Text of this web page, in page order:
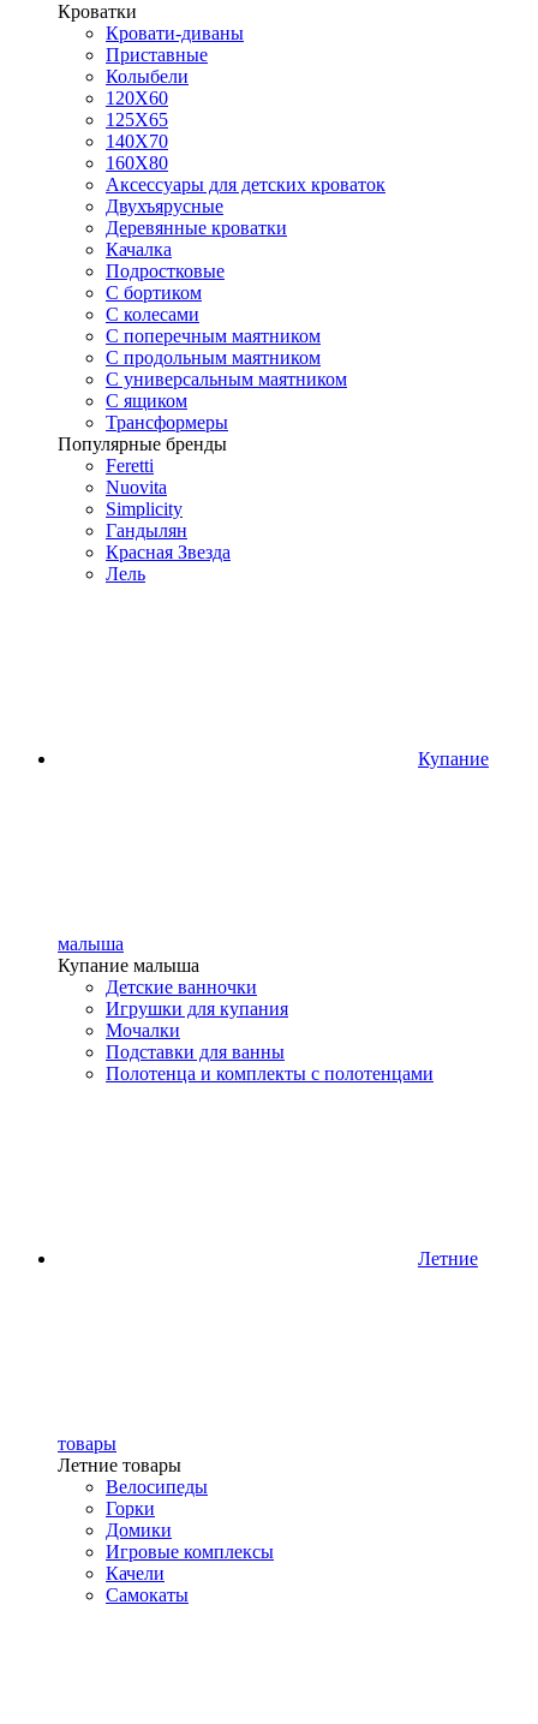
Кроватки
Кровати-диваны
Приставные
Колыбели
120Х60
125X65
140Х70
160Х80
Аксессуары для детских кроваток
Двухъярусные
Деревянные кроватки
Качалка
Подростковые
С бортиком
С колесами
С поперечным маятником
С продольным маятником
С универсальным маятником
С ящиком
Трансформеры
Популярные бренды
Feretti
Nuovita
Simplicity
Гандылян
Красная Звезда
Лель
Купание
малыша
Купание малыша
Детские ванночки
Игрушки для купания
Мочалки
Подставки для ванны
Полотенца и комплекты с полотенцами
Летние
товары
Летние товары
Велосипеды
Горки
Домики
Игровые комплексы
Качели
Самокаты